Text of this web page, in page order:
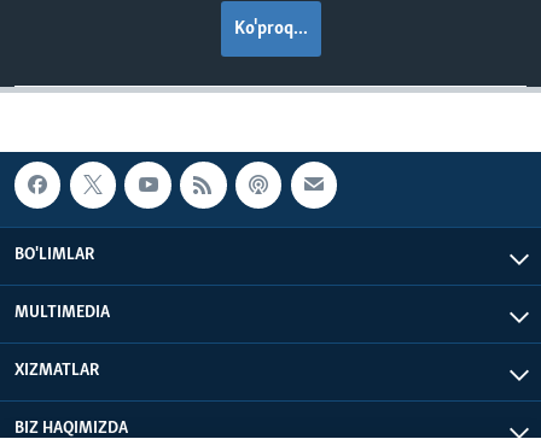
Ko'proq...
BO'LIMLAR
MULTIMEDIA
XIZMATLAR
BIZ HAQIMIZDA